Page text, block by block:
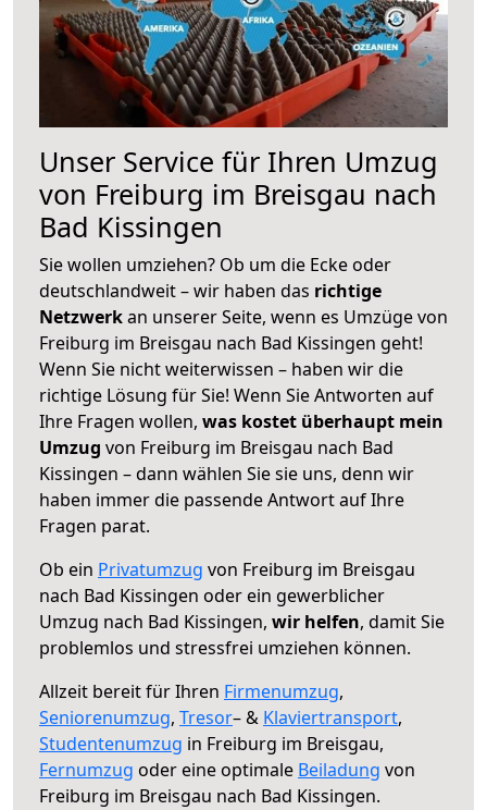
Unser Service für Ihren Umzug
von Freiburg im Breisgau nach
Bad Kissingen
Sie wollen umziehen? Ob um die Ecke oder
deutschlandweit – wir haben das richtige
Netzwerkan unserer Seite, wenn es Umzüge von
Freiburg im Breisgau nach Bad Kissingen geht!
Wenn Sie nicht weiterwissen – haben wir die
richtige Lösung für Sie! Wenn Sie Antworten auf
Ihre Fragen wollen, was kostet überhaupt mein
Umzug von Freiburg im Breisgau nach Bad
Kissingen – dann wählen Sie sie uns, denn wir
haben immer die passende Antwort auf Ihre
Fragen parat.
Ob ein Privatumzug von Freiburg im Breisgau
nach Bad Kissingen oder ein gewerblicher
Umzug nach Bad Kissingen, wir helfen, damit Sie
problemlos und stressfrei umziehen können.
Allzeit bereit für Ihren Firmenumzug,
Seniorenumzug, Tresor– & Klaviertransport,
Studentenumzug in Freiburg im Breisgau,
Fernumzug oder eine optimale Beiladung von
Freiburg im Breisgau nach Bad Kissingen.